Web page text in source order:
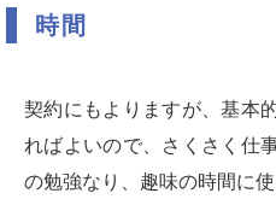
時間
契約にもよりますが、基本
ればよいので、さくさく仕
の勉強なり、趣味の時間に使